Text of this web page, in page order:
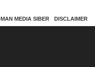
MEDIA SIBER DISCLAIMER